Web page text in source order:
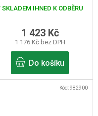
SKLADEM IHNED K ODBĚRU
1 176 Kč bez DPH
1 423 Kč
Do košíku
Kód:982900